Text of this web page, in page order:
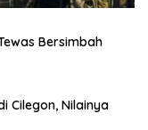
Bersimbah
Cilegon, Nilainya